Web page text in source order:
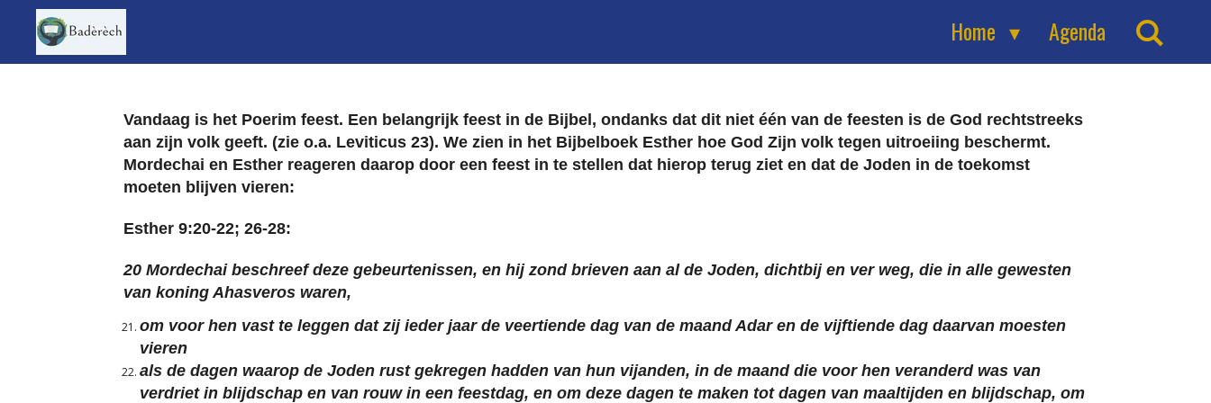
direct
Home Agenda
Vandaag is het Poerim feest. Een belangrijk feest in de Bijbel, ondanks dat dit niet één van de feesten is de God rechtstreeks
aan zijn volk geeft. (zie o.a. Leviticus 23). We zien in het Bijbelboek Esther hoe God Zijn volk tegen uitroeiing beschermt.
Mordechai en Esther reageren daarop door een feest in te stellen dat hierop terug ziet en dat de Joden in de toekomst
moeten blijven vieren:
Esther 9:20-22; 26-28:
20 Mordechai beschreef deze gebeurtenissen, en hij zond brieven aan al de Joden, dichtbij en ver weg, die in alle gewesten
van koning Ahasveros waren,
om voor hen vast te leggen dat zij ieder jaar de veertiende dag van de maand Adar en de vijftiende dag daarvan moesten
vieren
als de dagen waarop de Joden rust gekregen hadden van hun vijanden, in de maand die voor hen veranderd was van
verdriet in blijdschap en van rouw in een feestdag, en om deze dagen te maken tot dagen van maaltijden en blijdschap, om